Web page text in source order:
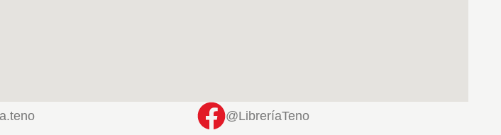
@LibreríaTeno